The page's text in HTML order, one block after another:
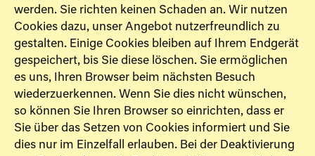
werden. Sie richten keinen Schaden an. Wir nutzen
Cookies dazu, unser Angebot nutzerfreundlich zu
gestalten. Einige Cookies bleiben auf Ihrem Endgerät
gespeichert, bis Sie diese löschen. Sie ermöglichen
es uns, Ihren Browser beim nächsten Besuch
wiederzuerkennen. Wenn Sie dies nicht wünschen,
so können Sie Ihren Browser so einrichten, dass er
Sie über das Setzen von Cookies informiert und Sie
dies nur im Einzelfall erlauben. Bei der Deaktivierung